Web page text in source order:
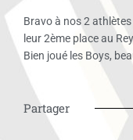
Bravo à nos 2
leur 2ème place au
Bien joué les Boys,
Partager